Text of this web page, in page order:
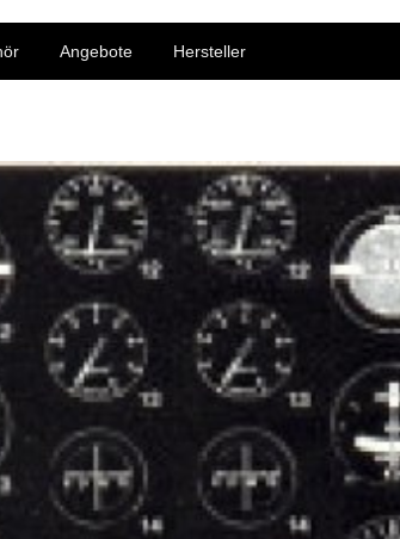
Angebote Hersteller